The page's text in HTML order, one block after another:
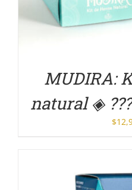
MUDIRA:
natural ◈
$